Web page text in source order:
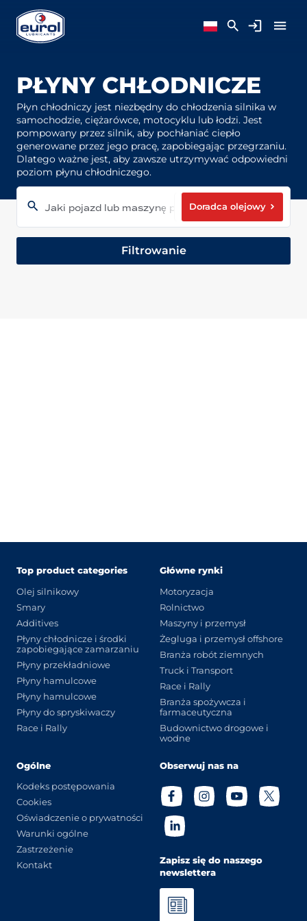
PŁYNY CHŁODNICZE
Płyn chłodniczy jest niezbędny do chłodzenia silnika w
samochodzie, ciężarówce, motocyklu lub łodzi. Jest
pompowany przez silnik, aby pochłaniać ciepło
generowane przez jego pracę, zapobiegając przegrzaniu.
Dlatego ważne jest, aby zawsze utrzymywać odpowiedni
poziom płynu chłodniczego.
Jaki pojazd lub maszynę posiadasz?Doradca olejowy
Filtrowanie
Top product categories
Olej silnikowy
Smary
Additives
Płyny chłodnicze i środki
zapobiegające zamarzaniu
Płyny przekładniowe
Płyny hamulcowe
Płyny hamulcowe
Płyny do spryskiwaczy
Race i Rally
Główne rynki
Motoryzacja
Rolnictwo
Maszyny i przemysł
Żegluga i przemysł offshore
Branża robót ziemnych
Truck i Transport
Race i Rally
Branża spożywcza i
farmaceutyczna
Budownictwo drogowe i
wodne
Ogólne
Kodeks postępowania
Cookies
Oświadczenie o prywatności
Warunki ogólne
Zastrzeżenie
Kontakt
Obserwuj nas na
Zapisz się do naszego
newslettera